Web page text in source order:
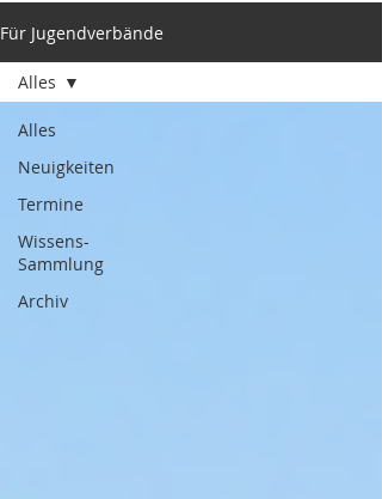
Für Jugendverbände
Alles
Neuigkeiten
Termine
Wissens-
Sammlung
Archiv
Alles